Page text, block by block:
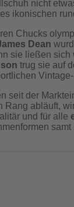
nicht
ikonischen
Chucks
Dean
sie ließen
trug sie auf
seit der
Rang abläuft,
und für alle
samt